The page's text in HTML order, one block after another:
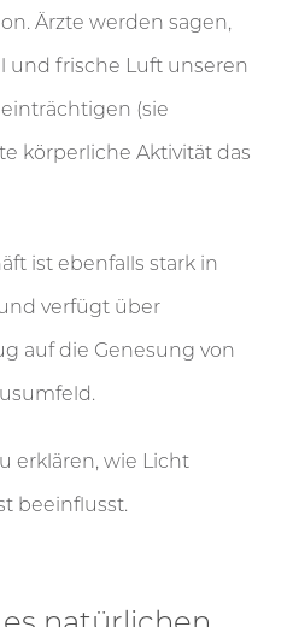
Ärzte werden sagen,
und frische Luft unseren
(sie
körperliche Aktivität das
ist ebenfalls stark in
verfügt über
auf die Genesung von
erklären, wie Licht
beeinflusst.